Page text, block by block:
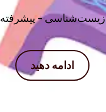
زیست‌شناسی - پیشرفته
ادامه دهید